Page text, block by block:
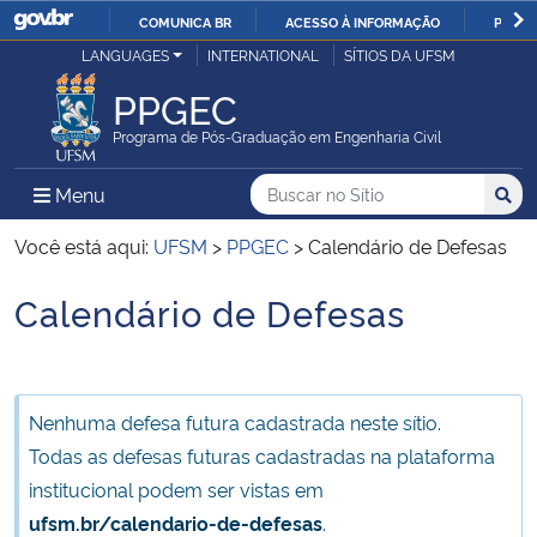
IR
COMUNICA BR ACESSO À INFORMAÇÃO
Ministério da Justiça e Segurança Pública
Ministério da Defesa
Ministério das Relações Exteriores
Ministério da Economia
Ministério da Agricultura, Pecuária e Abastecimento
Ministério da Educação
LANGUAGES INTERNATIONAL SÍTIOS DA UFSM
PPGEC
Programa de Pós-Graduação em Engenharia Civil
Menu Menu Principal do Sítio
Busca
Buscar no no Sítio
Busca:
Você está aqui: UFSM > PPGEC >Calendário de Defesas
Início do conteúdo
Calendário de Defesas
Nenhuma defesa futura cadastrada neste sítio.
Todas as defesas futuras cadastradas na plataforma
institucional podem ser vistas em
ufsm.br/calendario-de-defesas.